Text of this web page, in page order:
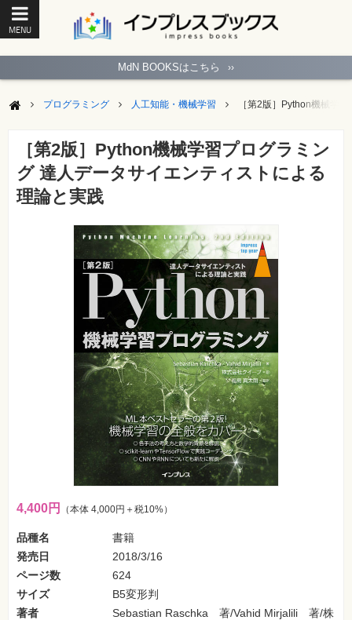
MENU
ペ
ジ
ン
ソ
フ
ト
ジ
ネ
ス・
み
物
MdN BOOKSはこちら ››
プログラミング 人工知能・機械学習 ［第2版］Python機械学
［第2版］Python機械学習プログラミン
グ 達人データサイエンティストによる
理論と実践
4,400円 （本体 4,000円＋税10%）
品種名
書籍
発売日
2018/3/16
ページ数
624
サイズ
B5変形判
著者
Sebastian Raschka 著/Vahid Mirjalili 著/株